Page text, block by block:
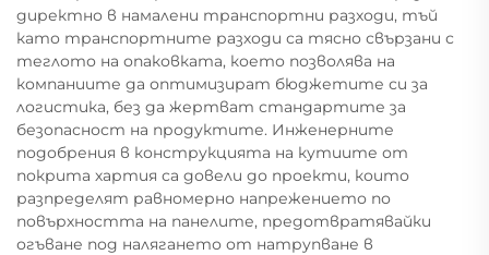
директно в намалени транспортни разходи, тъй
като транспортните разходи са тясно свързани с
теглото на опаковката, което позволява на
компаниите да оптимизират бюджетите си за
логистика, без да жертват стандартите за
безопасност на продуктите. Инженерните
подобрения в конструкцията на кутиите от
покрита хартия са довели до проекти, които
разпределят равномерно напрежението по
повърхността на панелите, предотвратявайки
огъване под налягането от натрупване в